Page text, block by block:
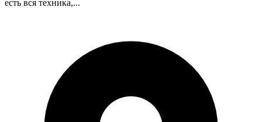
есть вся техника,...